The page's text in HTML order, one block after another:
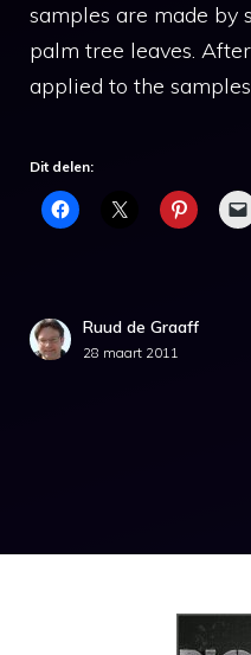
samples are made by
palm tree leaves.
applied to the
Dit delen:
Ruud de Graaff
28 maart 2011